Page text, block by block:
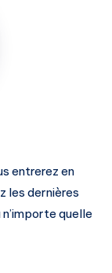
entrerez en
les dernières
quelle